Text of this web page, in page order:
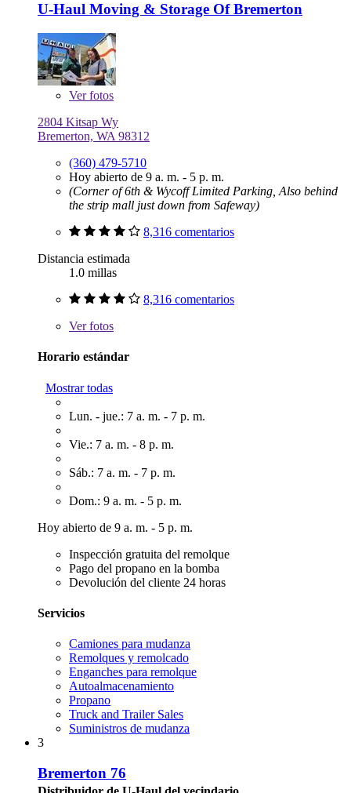
U-Haul Moving & Storage Of Bremerton
Verfotos
2804 Kitsap Wy
Bremerton, WA 98312
(360) 479-5710
Hoy abierto de 9 a. m. - 5 p. m.
(Corner of 6th & Wycoff Limited Parking, Also behind
the strip mall just down from Safeway)
8,316 comentarios
Distancia estimada
1.0 millas
8,316 comentarios
Verfotos
Horario estándar
Mostrar todas
Lun. - jue.: 7 a. m. - 7 p. m.
Vie.: 7 a. m. - 8 p. m.
Sáb.: 7 a. m. - 7 p. m.
Dom.: 9 a. m. - 5 p. m.
Hoy abierto de 9 a. m. - 5 p. m.
Inspección gratuita del remolque
Pago del propano en la bomba
Devolución del cliente 24 horas
Servicios
Camiones para mudanza
Remolques y remolcado
Enganches para remolque
Autoalmacenamiento
Propano
Truck and Trailer Sales
Suministros de mudanza
3
Bremerton 76